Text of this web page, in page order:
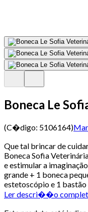
Boneca Le
(C�digo: 5106164)
Que tal brincar de
Boneca Sofia
e estimular a
grande + 1 boneca
estetoscópio e 1 bastão
Ler descri��o